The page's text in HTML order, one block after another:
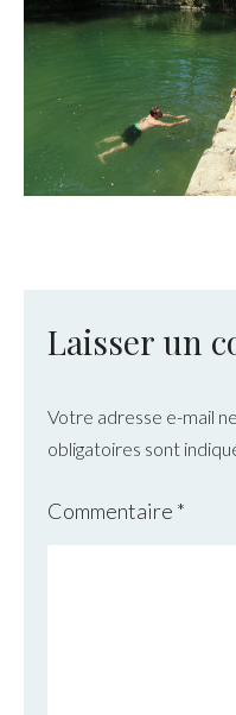
Laisser un
Votre adresse e-mail
obligatoires sont
Commentaire *